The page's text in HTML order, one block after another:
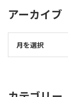
アーカイブ